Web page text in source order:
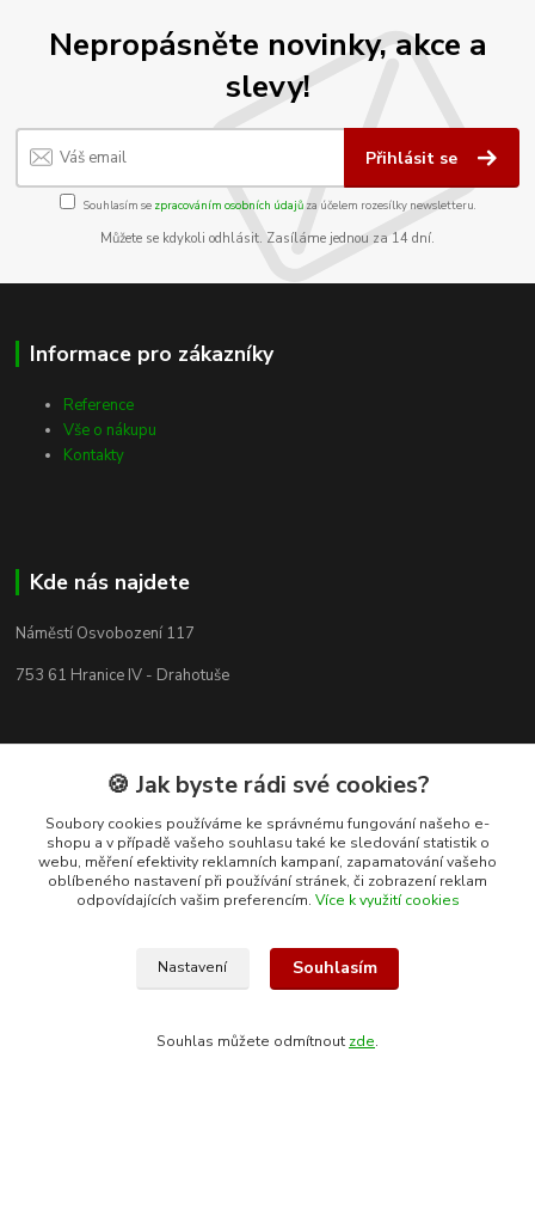
Nepropásněte novinky, akce a
slevy!
Přihlásit se
Souhlasím se zpracováním osobních údajůza účelem rozesílky newsletteru.
Můžete se kdykoli odhlásit. Zasíláme jednou za 14 dní.
Informace pro zákazníky
Reference
Vše o nákupu
Kontakty
Kde nás najdete
Náměstí Osvobození 117
753 61 Hranice IV - Drahotuše
🍪 Jak byste rádi své cookies?
Soubory cookies používáme ke správnému fungování našeho e-
shopu a v případě vašeho souhlasu také ke sledování statistik o
webu, měření efektivity reklamních kampaní, zapamatování vašeho
oblíbeného nastavení při používání stránek, či zobrazení reklam
odpovídajících vašim preferencím. Více k využití cookies
Nastavení Souhlasím
Souhlas můžete odmítnout zde.